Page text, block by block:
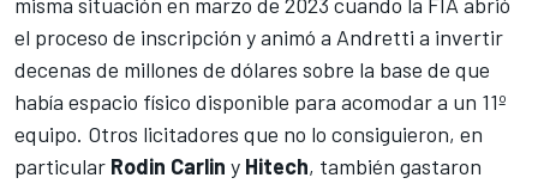
el proceso de inscripción y animó a Andretti a invertir
decenas de millones de dólares sobre la base de que
había espacio físico disponible para acomodar a un 11º
equipo. Otros licitadores que no lo consiguieron, en
particular Rodin Carlin y Hitech, también gastaron